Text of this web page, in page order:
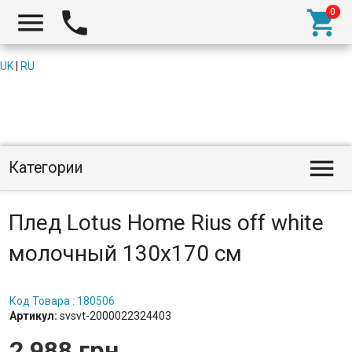
  
UK RU
Категории 
Плед Lotus Home Rius off white
молочный 130x170 см
Код Товара : 180506
Артикул: svsvt-2000022324403